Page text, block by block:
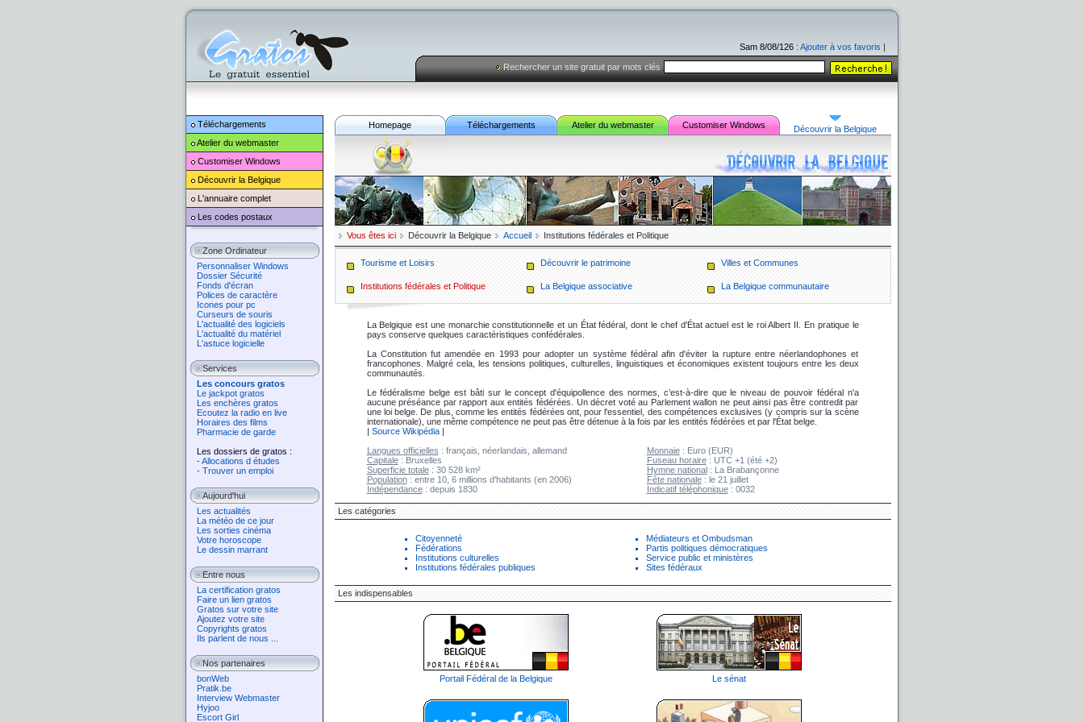
Sam 8/08/126 : Ajouter à vos favoris |
Rechercher un site gratuit par mots clés
Téléchargements
Atelier du webmaster
Customiser Windows
Découvrir la Belgique
L'annuaire complet
Les codes postaux
Zone Ordinateur
Personnaliser Windows
Dossier Sécurité
Fonds d'écran
Polices de caractère
Icones pour pc
Curseurs de souris
L'actualité des logiciels
L'actualité du matériel
L'astuce logicielle
Services
Les concours gratos
Le jackpot gratos
Les enchères gratos
Ecoutez la radio en live
Horaires des films
Pharmacie de garde
Les dossiers de gratos :
- Allocations d études
- Trouver un emploi
Aujourd'hui
Les actualités
La météo de ce jour
Les sorties cinéma
Votre horoscope
Le dessin marrant
Entre nous
La certification gratos
Faire un lien gratos
Gratos sur votre site
Ajoutez votre site
Copyrights gratos
Ils parlent de nous ...
Nos partenaires
bonWeb
Pratik.be
Interview Webmaster
Hyjoo
Escort Girl
Homepage Téléchargements Atelier du webmaster CustomiserWindows Découvrir la Belgique
Vous êtes ici Découvrir la Belgique Accueil Institutions fédérales et Politique
Tourisme et Loisirs Découvrir le patrimoine Villes et Communes
Institutions fédérales et Politique La Belgique associative La Belgique communautaire
La Belgique est une monarchie constitutionnelle et un État fédéral, dont le chef d'État actuel est le roi Albert II. En pratique le
pays conserve quelques caractéristiques confédérales.
La Constitution fut amendée en 1993 pour adopter un système fédéral afin d'éviter la rupture entre néerlandophones et
francophones. Malgré cela, les tensions politiques, culturelles, linguistiques et économiques existent toujours entre les deux
communautés.
Le fédéralisme belge est bâti sur le concept d'équipollence des normes, c’est-à-dire que le niveau de pouvoir fédéral n'a
aucune préséance par rapport aux entités fédérées. Un décret voté au Parlement wallon ne peut ainsi pas être contredit par
une loi belge. De plus, comme les entités fédérées ont, pour l'essentiel, des compétences exclusives (y compris sur la scène
internationale), une même compétence ne peut pas être détenue à la fois par les entités fédérées et par l'État belge.
| Source Wikipédia|
Langues officielles : français, néerlandais, allemand
Capitale: Bruxelles
Superficie totale: 30 528 km²
Population: entre 10, 6 millions d'habitants (en 2006)
Indépendance: depuis 1830
Monnaie: Euro (EUR)
Fuseau horaire: UTC +1 (été +2)
Hymne national: La Brabançonne
Fête nationale: le 21 juillet
Indicatif téléphonique: 0032
Les catégories
Citoyenneté
Fédérations
Institutions culturelles
Institutions fédérales publiques
Médiateurs et Ombudsman
Partis politiques démocratiques
Service public et ministères
Sites fédéraux
Les indispensables
Portail Fédéral de la Belgique Le sénat